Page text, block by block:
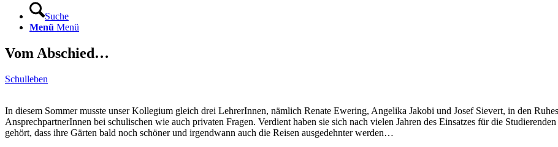
Suche
Menü Menü
Vom Abschied…
Schulleben
In diesem Sommer musste unser Kollegium gleich drei LehrerInnen, nämlich Renate Ewering, Angelika Jakobi und Josef Sievert, in den
AnsprechpartnerInnen bei schulischen wie auch privaten Fragen. Verdient haben sie sich nach vielen Jahren des Einsatzes für die
gehört, dass ihre Gärten bald noch schöner und irgendwann auch die Reisen ausgedehnter werden…